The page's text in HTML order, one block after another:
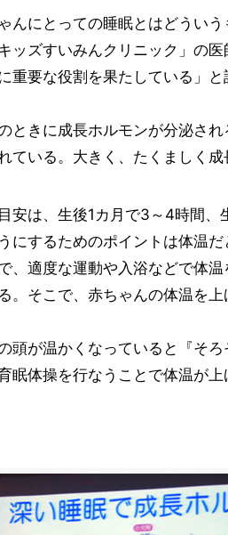
んにとっての睡眠とはどうい
ッズすいみんクリニック」の
重要な役割を果たしている」と
のときに成長ホルモンが分泌さ
ている。大きく、たくましく
安は、生後1カ月で3～4時間
にするためのポイントは体温
、適度な運動や入浴などで体
。そこで、赤ちゃんの体温を
の頭が温かくなっていると『そ
眠体操を行なうことで体温が